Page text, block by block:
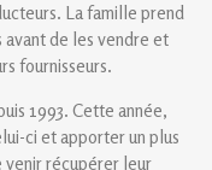
La famille prend
de les vendre et
fournisseurs.
1993. Cette année,
ci et apporter un plus
venir récupérer leur